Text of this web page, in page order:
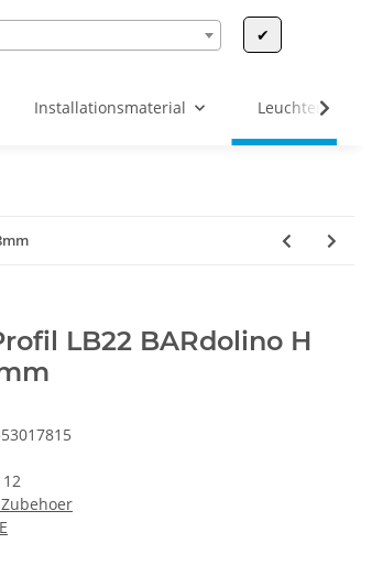
✔
Installationsmaterial Leuchten &
LB22 BARdolino H